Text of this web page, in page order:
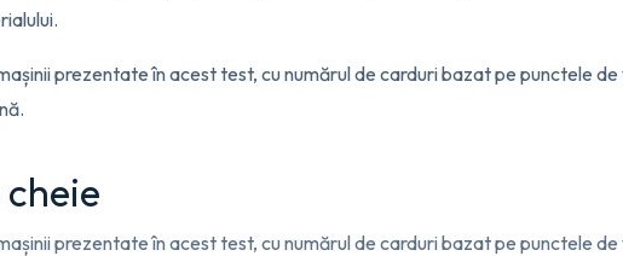
prezentate în acest test, cu numărul de carduri bazat pe punctele
prezentate în acest test, cu numărul de carduri bazat pe punctele de